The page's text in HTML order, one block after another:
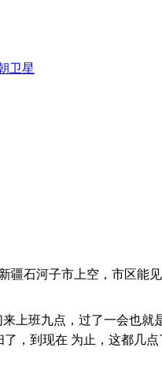
卫星
飙升
石河子市上空，市区能见
班九点，过了一会也就
，到现在 为止，这都几